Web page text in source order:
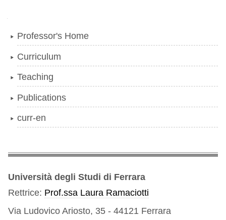
Professor's Home
Curriculum
Teaching
Publications
curr-en
Università degli Studi di Ferrara
Rettrice: Prof.ssa Laura Ramaciotti
Via Ludovico Ariosto, 35 - 44121 Ferrara